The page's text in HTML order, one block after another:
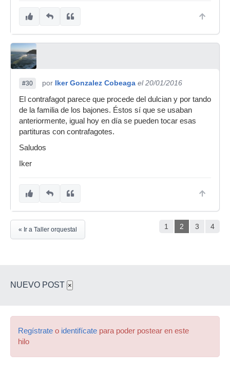
#30 por Iker Gonzalez Cobeaga el 20/01/2016
El contrafagot parece que procede del dulcian y por tando
de la familia de los bajones. Éstos sí que se usaban
anteriormente, igual hoy en día se pueden tocar esas
partituras con contrafagotes.
Saludos
Iker
1 2 3 4
« Ir a Taller orquestal
NUEVO POST ×
Regístrate o identifícate para poder postear en este
hilo